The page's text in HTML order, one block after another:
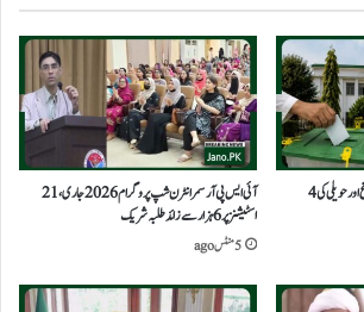
آزاد کشمیر انتخابات کا تیسرا مرحلہ کل، باغ اور حویلی کی 4
آئی ایس پی آر سمر انٹرن شپ پروگرام 2026 جاری، 21
اسٹیشنز پر 6 ہزار سے زائد طلبہ شریک
5 منٹس ago